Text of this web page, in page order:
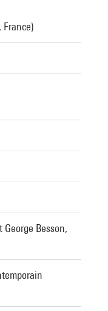
France)
Besson,